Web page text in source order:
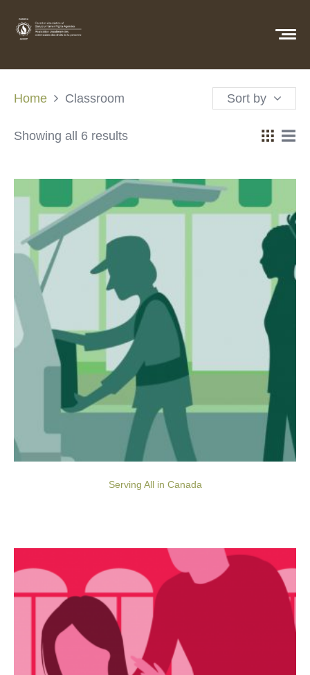
Home Classroom Sort by
Showing all 6 results
Serving All in Canada